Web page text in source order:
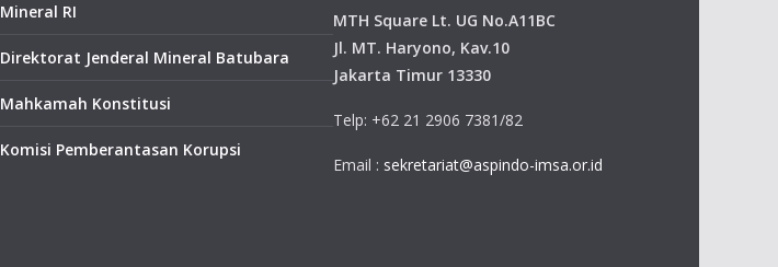
Mineral RI
Direktorat Jenderal Mineral Batubara
Mahkamah Konstitusi
Komisi Pemberantasan Korupsi
MTH Square Lt. UG No.A11BC
Jl. MT. Haryono, Kav.10
Jakarta Timur 13330
Telp: +62 21 2906 7381/82
Email : sekretariat@aspindo-imsa.or.id